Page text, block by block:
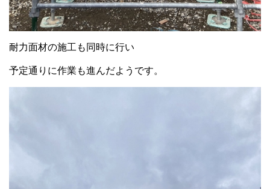
耐力面材の施工も同時に行い
予定通りに作業も進んだようです。